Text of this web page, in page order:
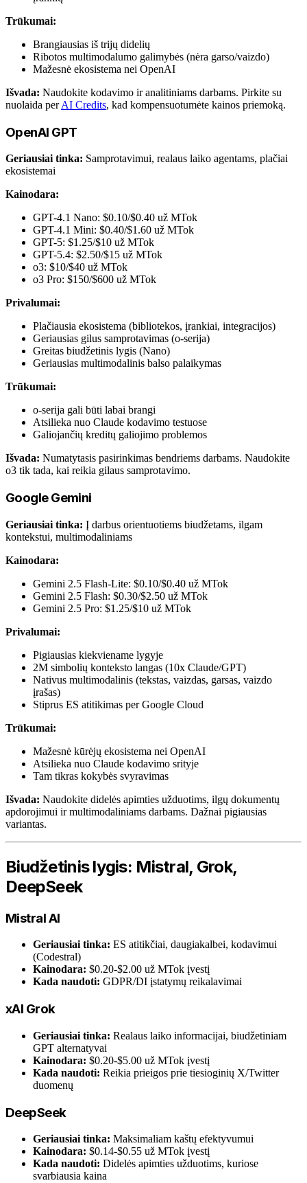
Trūkumai:
Brangiausias iš trijų didelių
Ribotos multimodalumo galimybės (nėra garso/vaizdo)
Mažesnė ekosistema nei OpenAI
Išvada: Naudokite kodavimo ir analitiniams darbams. Pirkite su
nuolaida perAI Credits, kad kompensuotumėte kainos priemoką.
OpenAI GPT
Geriausiai tinka: Samprotavimui, realaus laiko agentams, plačiai
ekosistemai
Kainodara:
GPT-4.1 Nano: $0.10/$0.40 už MTok
GPT-4.1 Mini: $0.40/$1.60 už MTok
GPT-5: $1.25/$10 už MTok
GPT-5.4: $2.50/$15 už MTok
o3: $10/$40 už MTok
o3 Pro: $150/$600 už MTok
Privalumai:
Plačiausia ekosistema (bibliotekos, įrankiai, integracijos)
Geriausias gilus samprotavimas (o-serija)
Greitas biudžetinis lygis (Nano)
Geriausias multimodalinis balso palaikymas
Trūkumai:
o-serija gali būti labai brangi
Atsilieka nuo Claude kodavimo testuose
Galiojančių kreditų galiojimo problemos
Išvada: Numatytasis pasirinkimas bendriems darbams. Naudokite
o3 tik tada, kai reikia gilaus samprotavimo.
Google Gemini
Geriausiai tinka: Į darbus orientuotiems biudžetams, ilgam
kontekstui, multimodaliniams
Kainodara:
Gemini 2.5 Flash-Lite: $0.10/$0.40 už MTok
Gemini 2.5 Flash: $0.30/$2.50 už MTok
Gemini 2.5 Pro: $1.25/$10 už MTok
Privalumai:
Pigiausias kiekviename lygyje
2M simbolių konteksto langas (10x Claude/GPT)
Nativus multimodalinis (tekstas, vaizdas, garsas, vaizdo
įrašas)
Stiprus ES atitikimas per Google Cloud
Trūkumai:
Mažesnė kūrėjų ekosistema nei OpenAI
Atsilieka nuo Claude kodavimo srityje
Tam tikras kokybės svyravimas
Išvada: Naudokite didelės apimties užduotims, ilgų dokumentų
apdorojimui ir multimodaliniams darbams. Dažnai pigiausias
variantas.
Biudžetinis lygis: Mistral, Grok,
DeepSeek
Mistral AI
Geriausiai tinka: ES atitikčiai, daugiakalbei, kodavimui
(Codestral)
Kainodara: $0.20-$2.00 už MTok įvestį
Kada naudoti: GDPR/DI įstatymų reikalavimai
xAI Grok
Geriausiai tinka: Realaus laiko informacijai, biudžetiniam
GPT alternatyvai
Kainodara: $0.20-$5.00 už MTok įvestį
Kada naudoti: Reikia prieigos prie tiesioginių X/Twitter
duomenų
DeepSeek
Geriausiai tinka: Maksimaliam kaštų efektyvumui
Kainodara: $0.14-$0.55 už MTok įvestį
Kada naudoti: Didelės apimties užduotims, kuriose
svarbiausia kaina